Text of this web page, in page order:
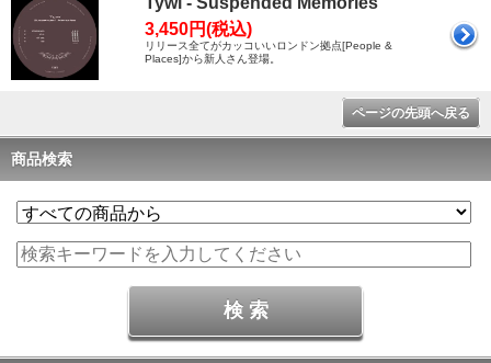
3,450円(税込)
リリース全てがカッコいいロンドン拠点[People &
Places]から新人さん登場。
ページの先頭へ戻る
商品検索